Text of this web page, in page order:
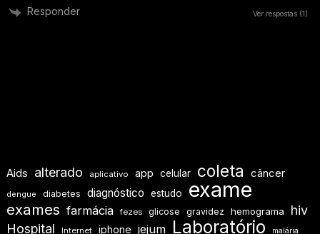
Responder Ver respostas (1)
Aids alterado aplicativo app celular coleta câncer
dengue diabetes diagnóstico estudo exame
exames farmácia fezes glicose gravidez hemograma
hiv
Hospital
Internet iphone jejum Laboratório malária